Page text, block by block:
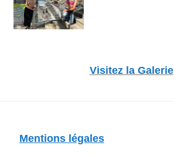
Visitez la Galerie
Mentions légales